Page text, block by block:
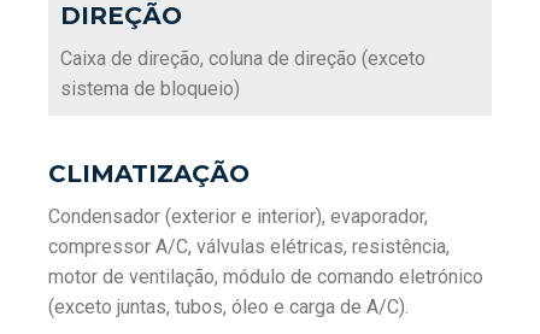
DIREÇÃO
Caixa de direção, coluna de direção (exceto
sistema de bloqueio)
CLIMATIZAÇÃO
Condensador (exterior e interior), evaporador,
compressor A/C, válvulas elétricas, resistência,
motor de ventilação, módulo de comando eletrónico
(exceto juntas, tubos, óleo e carga de A/C).